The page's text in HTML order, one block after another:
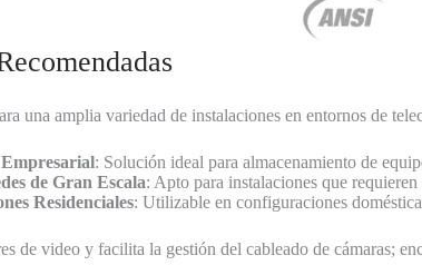
una amplia variedad de instalaciones en entornos de
: Solución ideal para almacenamiento de
de Gran Escala: Apto para instalaciones que
Residenciales: Utilizable en configuraciones
de video y facilita la gestión del cableado de cámaras;